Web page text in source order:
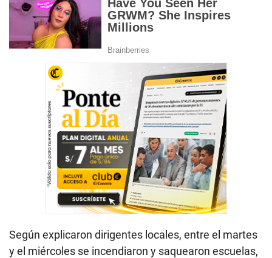
Según explicaron dirigentes locales, entre el martes
y el miércoles se incendiaron y saquearon escuelas,